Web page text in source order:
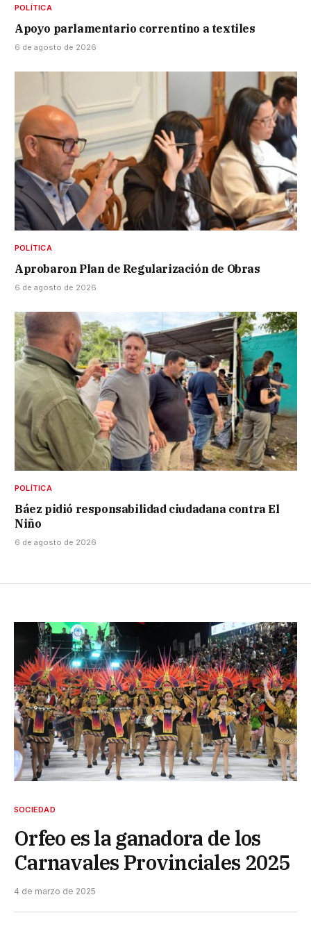
POLÍTICA
Apoyo parlamentario correntino a textiles
6 de agosto de 2026
POLÍTICA
Aprobaron Plan de Regularización de Obras
6 de agosto de 2026
POLÍTICA
Báez pidió responsabilidad ciudadana contra El
Niño
6 de agosto de 2026
SOCIEDAD
Orfeo es la ganadora de los
Carnavales Provinciales 2025
4 de marzo de 2025